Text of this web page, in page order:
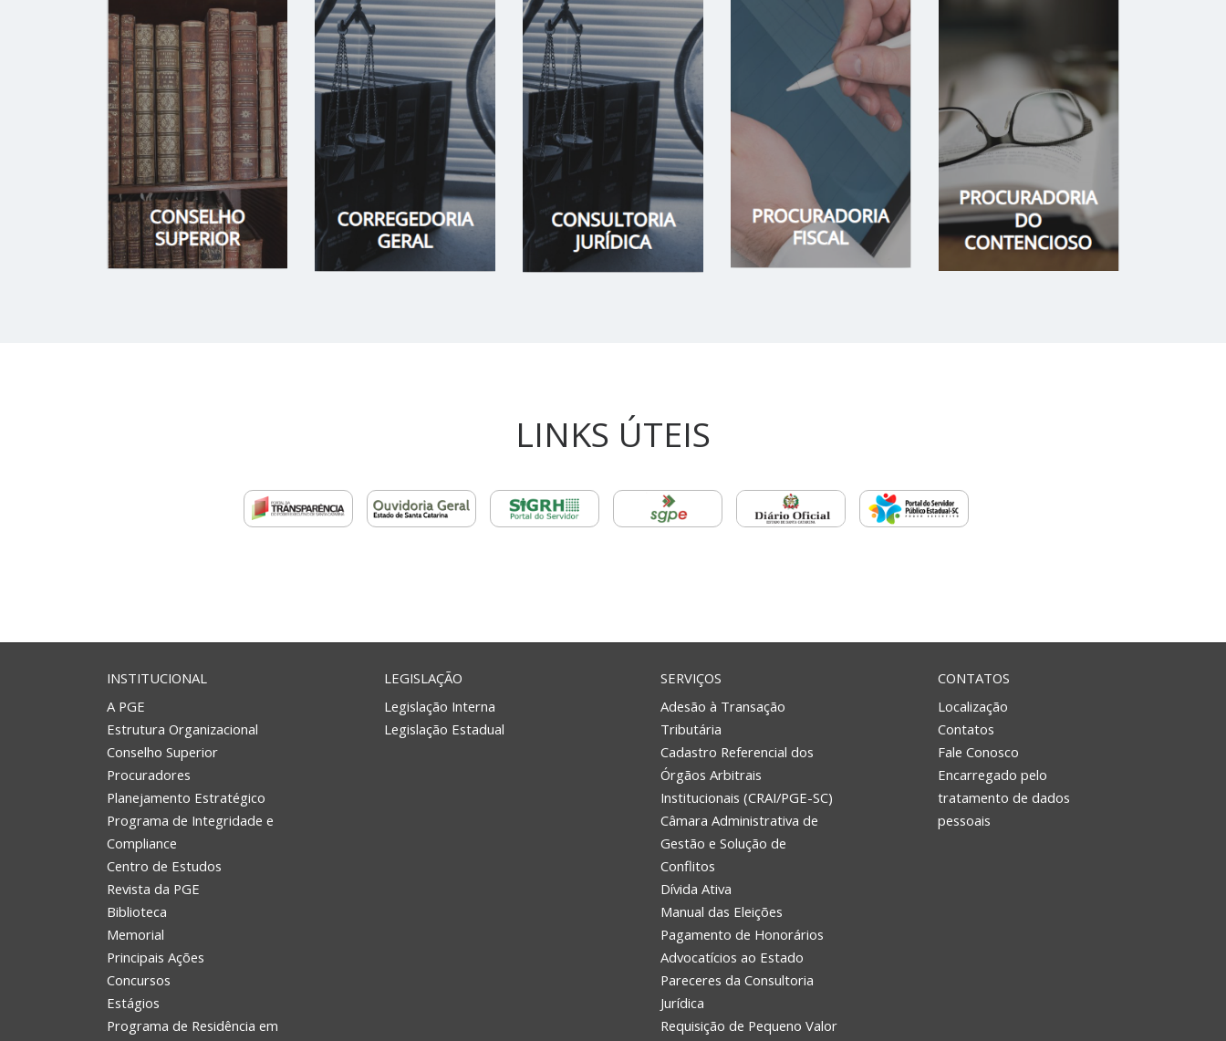
LINKS ÚTEIS
INSTITUCIONAL
A PGE
Estrutura Organizacional
Conselho Superior
Procuradores
Planejamento Estratégico
Programa de Integridade e
Compliance
Centro de Estudos
Revista da PGE
Biblioteca
Memorial
Principais Ações
Concursos
Estágios
Programa de Residência em
LEGISLAÇÃO
Legislação Interna
Legislação Estadual
SERVIÇOS
Adesão à Transação
Tributária
Cadastro Referencial dos
Órgãos Arbitrais
Institucionais (CRAI/PGE-SC)
Câmara Administrativa de
Gestão e Solução de
Conflitos
Dívida Ativa
Manual das Eleições
Pagamento de Honorários
Advocatícios ao Estado
Pareceres da Consultoria
Jurídica
Requisição de Pequeno Valor
CONTATOS
Localização
Contatos
Fale Conosco
Encarregado pelo
tratamento de dados
pessoais